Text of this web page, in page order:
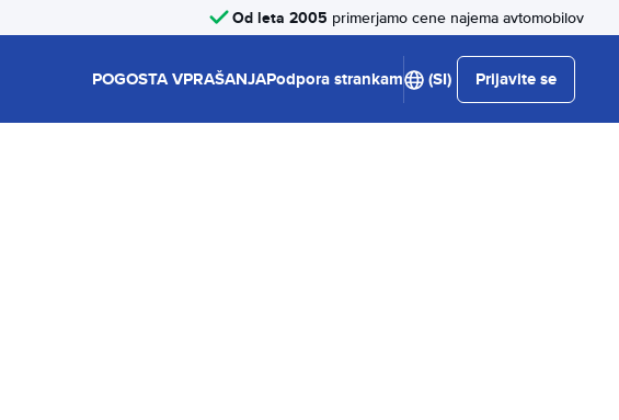
Od leta 2005 primerjamo cene najema avtomobilov
POGOSTA VPRAŠANJAPodpora strankam (SI) Prijavite se